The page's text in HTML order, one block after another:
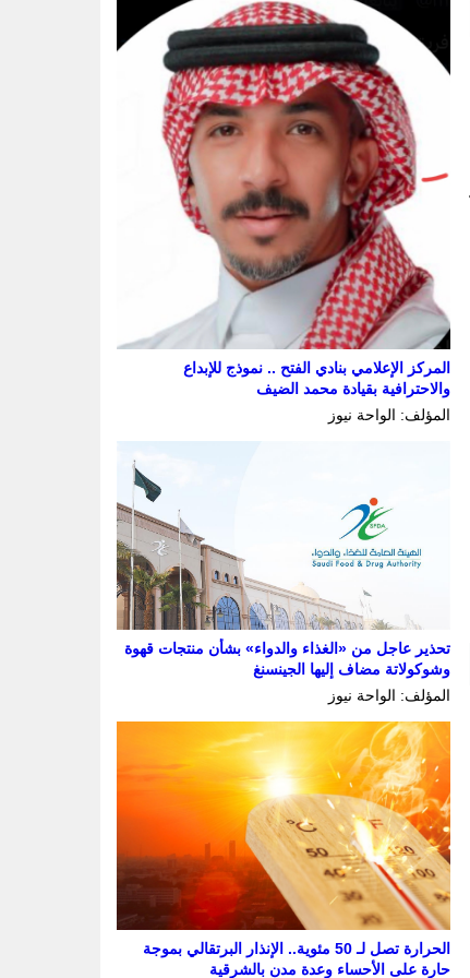
المركز الإعلامي بنادي الفتح .. نموذج للإبداع
والاحترافية بقيادة محمد الضيف
المؤلف: الواحة نيوز
تحذير عاجل من «الغذاء والدواء» بشأن منتجات قهوة
وشوكولاتة مضاف إليها الجينسنغ
المؤلف: الواحة نيوز
الحرارة تصل لـ 50 مئوية.. الإنذار البرتقالي بموجة
حارة على الأحساء وعدة مدن بالشرقية